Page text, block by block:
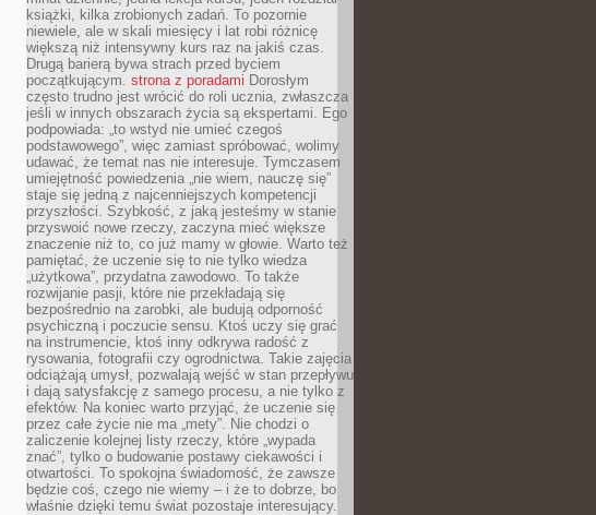
książki, kilka zrobionych zadań. To pozornie
niewiele, ale w skali miesięcy i lat robi różnicę
większą niż intensywny kurs raz na jakiś czas.
Drugą barierą bywa strach przed byciem
początkującym. strona z poradami Dorosłym
często trudno jest wrócić do roli ucznia, zwłaszcza
jeśli w innych obszarach życia są ekspertami. Ego
podpowiada: „to wstyd nie umieć czegoś
podstawowego”, więc zamiast spróbować, wolimy
udawać, że temat nas nie interesuje. Tymczasem
umiejętność powiedzenia „nie wiem, nauczę się”
staje się jedną z najcenniejszych kompetencji
przyszłości. Szybkość, z jaką jesteśmy w stanie
przyswoić nowe rzeczy, zaczyna mieć większe
znaczenie niż to, co już mamy w głowie. Warto też
pamiętać, że uczenie się to nie tylko wiedza
„użytkowa”, przydatna zawodowo. To także
rozwijanie pasji, które nie przekładają się
bezpośrednio na zarobki, ale budują odporność
psychiczną i poczucie sensu. Ktoś uczy się grać
na instrumencie, ktoś inny odkrywa radość z
rysowania, fotografii czy ogrodnictwa. Takie zajęcia
odciążają umysł, pozwalają wejść w stan przepływu
i dają satysfakcję z samego procesu, a nie tylko z
efektów. Na koniec warto przyjąć, że uczenie się
przez całe życie nie ma „mety”. Nie chodzi o
zaliczenie kolejnej listy rzeczy, które „wypada
znać”, tylko o budowanie postawy ciekawości i
otwartości. To spokojna świadomość, że zawsze
będzie coś, czego nie wiemy – i że to dobrze, bo
właśnie dzięki temu świat pozostaje interesujący.